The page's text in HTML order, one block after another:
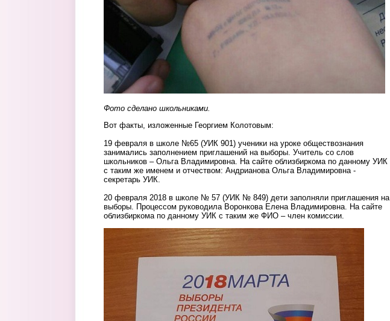
Фото сделано школьниками.
Вот факты, изложенные Георгием Колотовым:
19 февраля в школе №65 (УИК 901) ученики на уроке обществознания
занимались заполнением приглашений на выборы. Учитель со слов
школьников – Ольга Владимировна. На сайте облизбиркома по данному УИК
с таким же именем и отчеством: Андрианова Ольга Владимировна -
секретарь УИК.
20 февраля 2018 в школе № 57 (УИК № 849) дети заполняли приглашения на
выборы. Процессом руководила Воронкова Елена Владимировна. На сайте
облизбиркома по данному УИК с таким же ФИО – член комиссии.